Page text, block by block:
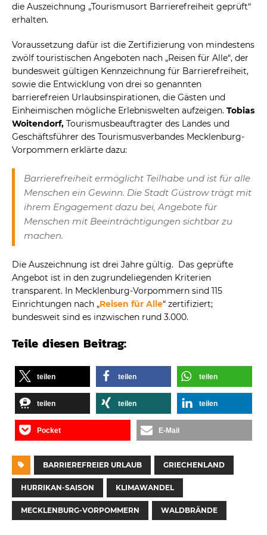
die Auszeichnung „Tourismusort Barrierefreiheit geprüft“
erhalten.
Voraussetzung dafür ist die Zertifizierung von mindestens
zwölf touristischen Angeboten nach „Reisen für Alle“, der
bundesweit gültigen Kennzeichnung für Barrierefreiheit,
sowie die Entwicklung von drei so genannten
barrierefreien Urlaubsinspirationen, die Gästen und
Einheimischen mögliche Erlebniswelten aufzeigen. Tobias
Woitendorf, Tourismusbeauftragter des Landes und
Geschäftsführer des Tourismusverbandes Mecklenburg-
Vorpommern erklärte dazu:
Barrierefreiheit ermöglicht Teilhabe und ist für alle
Menschen ein Gewinn. Die Stadt Güstrow trägt mit
ihrem Engagement dazu bei, Angebote für
Menschen mit Beeinträchtigungen sichtbar zu
machen.
Die Auszeichnung ist drei Jahre gültig. Das geprüfte
Angebot ist in den zugrundeliegenden Kriterien
transparent. In Mecklenburg-Vorpommern sind 115
Einrichtungen nach „Reisen für Alle“ zertifiziert;
bundesweit sind es inzwischen rund 3.000.
Teile diesen Beitrag:
teilen teilen teilen
teilen teilen teilen
Pocket E-Mail
BARRIEREFREIER URLAUB GRIECHENLAND
HURRIKAN-SAISON KLIMAWANDEL
MECKLENBURG-VORPOMMERN WALDBRÄNDE